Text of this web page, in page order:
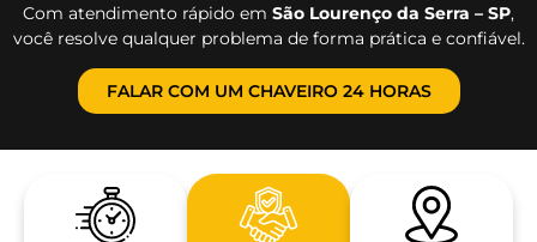
Com atendimento rápido em São Lourenço da Serra – SP,
você resolve qualquer problema de forma prática e confiável.
FALAR COM UM CHAVEIRO 24 HORAS